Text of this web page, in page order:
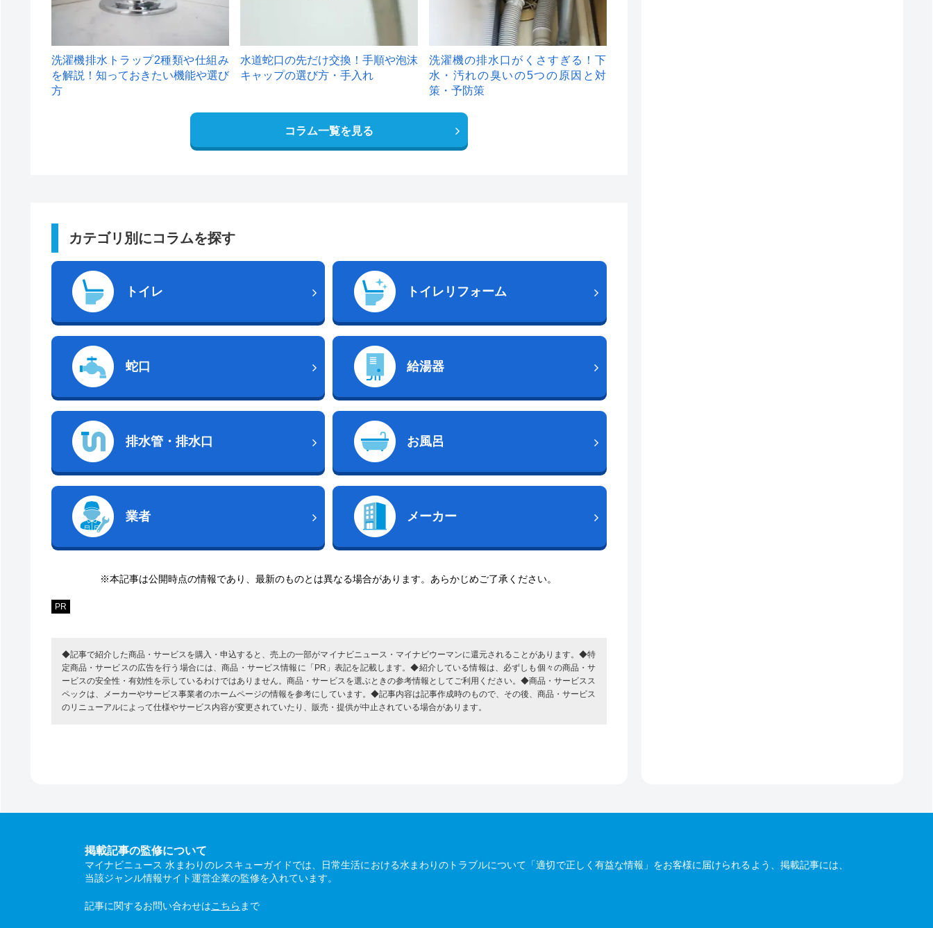
洗濯機排水トラップ2種類や仕組み
を解説！知っておきたい機能や選び
方
水道蛇口の先だけ交換！手順や泡沫
キャップの選び方・手入れ
洗濯機の排水口がくさすぎる！下
水・汚れの臭いの5つの原因と対
策・予防策
コラム一覧を見る
カテゴリ別にコラムを探す
トイレ トイレリフォーム
蛇口 給湯器
排水管・排水口 お風呂
業者 メーカー
※本記事は公開時点の情報であり、最新のものとは異なる場合があります。あらかじめご了承ください。
PR
◆記事で紹介した商品・サービスを購入・申込すると、売上の一部がマイナビニュース・マイナビウーマンに還元されることがあります。◆特
定商品・サービスの広告を行う場合には、商品・サービス情報に「PR」表記を記載します。◆紹介している情報は、必ずしも個々の商品・サ
ービスの安全性・有効性を示しているわけではありません。商品・サービスを選ぶときの参考情報としてご利用ください。◆商品・サービスス
ペックは、メーカーやサービス事業者のホームページの情報を参考にしています。◆記事内容は記事作成時のもので、その後、商品・サービス
のリニューアルによって仕様やサービス内容が変更されていたり、販売・提供が中止されている場合があります。
掲載記事の監修について
マイナビニュース 水まわりのレスキューガイドでは、日常生活における水まわりのトラブルについて「適切で正しく有益な情報」をお客様に届けられるよう、掲載記事には、
当該ジャンル情報サイト運営企業の監修を入れています。
記事に関するお問い合わせはこちら まで